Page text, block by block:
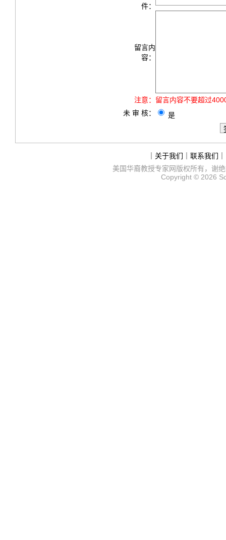
件：
留言内
容：
注意： 留言内容不要超过
未 审 核：
是
关于我们 联系我们
美国华裔教授专家网版权所有，谢
Copyright © 2026